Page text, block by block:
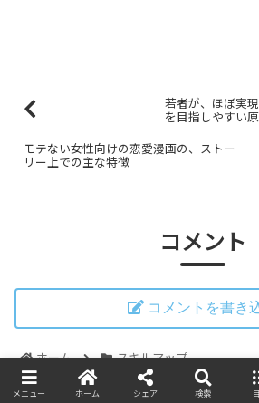
若者が、ほぼ実
を目指しやすい
モテない女性向けの恋愛漫画の、ストー
リー上での主な特徴
コメント
コメントを書き
ホーム スキルアップ
メニュー ホーム シェア 検索